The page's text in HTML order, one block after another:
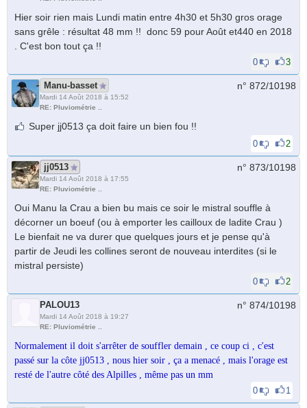
Hier soir rien mais Lundi matin entre 4h30 et 5h30 gros orage
sans grêle : résultat 48 mm !! donc 59 pour Août et440 en 2018
. C'est bon tout ça !!
0 3
Manu-basset
Mardi 14 Août 2018 à 15:52
RE: Pluviométrie ..
n° 872/10198
Super jj0513 ça doit faire un bien fou !!
0 2
jj0513
Mardi 14 Août 2018 à 17:55
RE: Pluviométrie ..
n° 873/10198
Oui Manu la Crau a bien bu mais ce soir le mistral souffle à
décorner un boeuf (ou à emporter les cailloux de ladite Crau )
Le bienfait ne va durer que quelques jours et je pense qu'à
partir de Jeudi les collines seront de nouveau interdites (si le
mistral persiste)
0 2
PALOU13
Mardi 14 Août 2018 à 19:27
RE: Pluviométrie ..
n° 874/10198
Normalement il doit s'arrêter de souffler demain , ce coup ci , c'est
passé sur la côte jj0513 , nous hier soir , ça a menacé , mais l'orage est
resté de l'autre côté des Alpilles , même pas un mm
0
1